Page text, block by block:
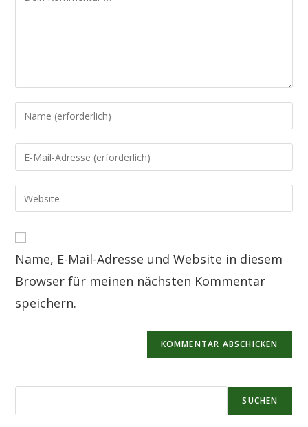
Gib
deinen
Namen
oder
zum
Kommentieren
ein
Gib
deine
E-
Mail-
zum
Kommentieren
Gib
deine
URL
ein
(optional)
Name, E-Mail-Adresse und Website in diesem
Browser für meinen nächsten Kommentar
speichern.
SUCHEN